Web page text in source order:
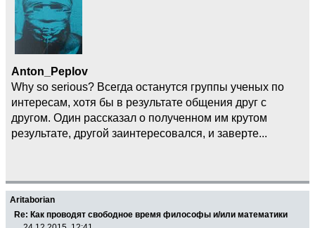
Anton_Peplov
Why so serious? Всегда останутся группы ученых по
интересам, хотя бы в результате общения друг с
другом. Один рассказал о полученном им крутом
результате, другой заинтересовался, и заверте...
Aritaborian
Re: Как проводят свободное время философы и/или математики